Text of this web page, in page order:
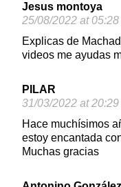
Jesus montoya
25/08/2022 at 05:28
Explicas de
videos me ayudas
PILAR
31/03/2022 at 20:29
Hace muchísimos
estoy encantada
Muchas gracias